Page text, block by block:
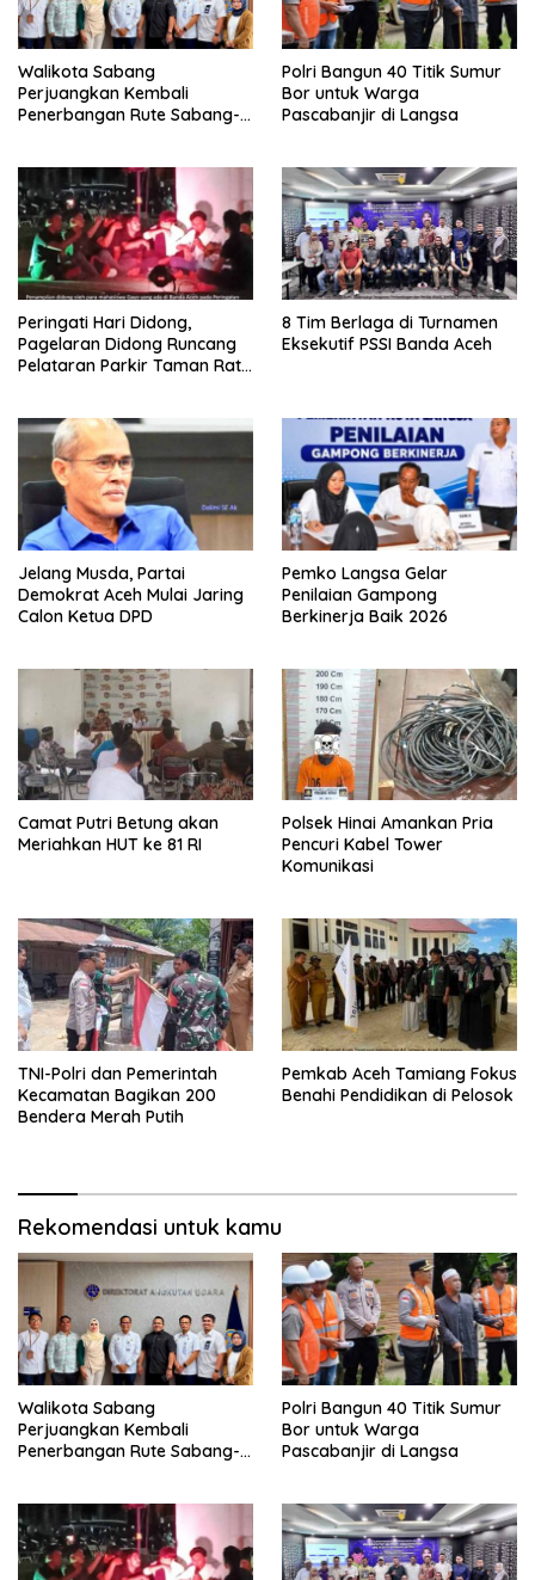
Walikota Sabang
Perjuangkan Kembali
Penerbangan Rute Sabang-
Polri Bangun 40 Titik Sumur
Bor untuk Warga
Pascabanjir di Langsa
Peringati Hari Didong,
Pagelaran Didong Runcang
Pelataran Parkir Taman Ratu
8 Tim Berlaga di Turnamen
Eksekutif PSSI Banda Aceh
Jelang Musda, Partai
Demokrat Aceh Mulai Jaring
Calon Ketua DPD
Pemko Langsa Gelar
Penilaian Gampong
Berkinerja Baik 2026
Camat Putri Betung akan
Meriahkan HUT ke 81 RI
Polsek Hinai Amankan Pria
Pencuri Kabel Tower
Komunikasi
TNI-Polri dan Pemerintah
Kecamatan Bagikan 200
Bendera Merah Putih
Pemkab Aceh Tamiang Fokus
Benahi Pendidikan di Pelosok
Rekomendasi untuk kamu
Walikota Sabang
Perjuangkan Kembali
Penerbangan Rute Sabang-
Polri Bangun 40 Titik Sumur
Bor untuk Warga
Pascabanjir di Langsa